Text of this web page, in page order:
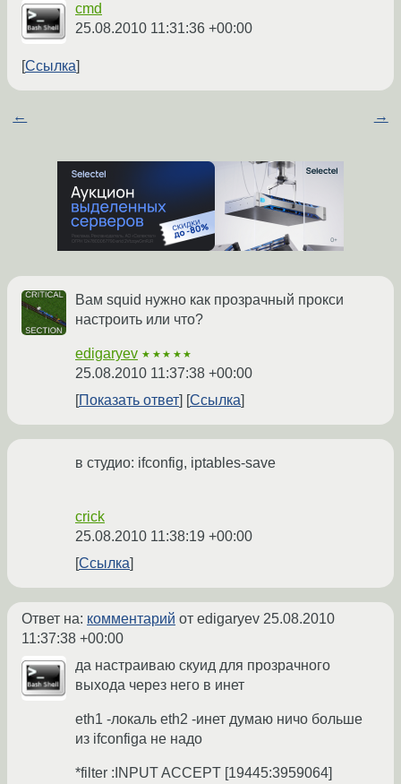
cmd
25.08.2010 11:31:36 +00:00
Ссылка
← →
Вам squid нужно как прозрачный прокси
настроить или что?
edigaryev ★★★★★
25.08.2010 11:37:38 +00:00
Показать ответ
Ссылка
в студио: ifconfig, iptables-save
crick
25.08.2010 11:38:19 +00:00
Ссылка
Ответ на: комментарий от edigaryev 25.08.2010
11:37:38 +00:00
да настраиваю скуид для прозрачного
выхода через него в инет
eth1 -локаль eth2 -инет думаю ничо больше
из ifconfiga не надо
*filter :INPUT ACCEPT [19445:3959064]